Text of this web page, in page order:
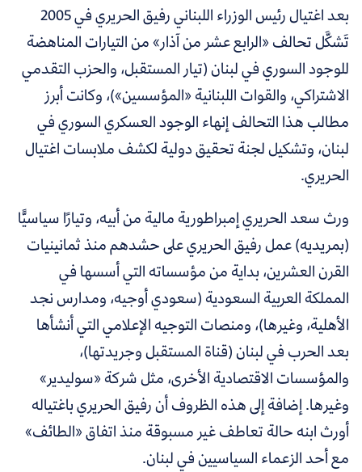
بعد اغتيال رئيس الوزراء اللبناني رفيق الحريري في 2005
تَشكَّل تحالف «الرابع عشر من آذار» من التيارات المناهضة
للوجود السوري في لبنان (تيار المستقبل، والحزب التقدمي
الاشتراكي، والقوات اللبنانية «المؤسسين»)، وكانت أبرز
مطالب هذا التحالف إنهاء الوجود العسكري السوري في
لبنان، وتشكيل لجنة تحقيق دولية لكشف ملابسات اغتيال
الحريري.
ورث سعد الحريري إمبراطورية مالية من أبيه، وتيارًا سياسيًّا
(بمريديه) عمل رفيق الحريري على حشدهم منذ ثمانينيات
القرن العشرين، بداية من مؤسساته التي أسسها في
المملكة العربية السعودية (سعودي أوجيه، ومدارس نجد
الأهلية، وغيرها)، ومنصات التوجيه الإعلامي التي أنشأها
بعد الحرب في لبنان (قناة المستقبل وجريدتها)،
والمؤسسات الاقتصادية الأخرى، مثل شركة «سوليدير»
وغيرها. إضافة إلى هذه الظروف أن رفيق الحريري باغتياله
أورث ابنه حالة تعاطف غير مسبوقة منذ اتفاق «الطائف»
مع أحد الزعماء السياسيين في لبنان.